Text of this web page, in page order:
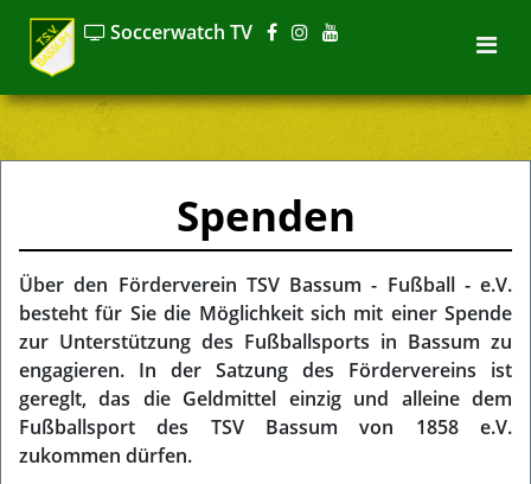
Soccerwatch TV
Spenden
Über den Förderverein TSV Bassum - Fußball - e.V.
besteht für Sie die Möglichkeit sich mit einer Spende
zur Unterstützung des Fußballsports in Bassum zu
engagieren. In der Satzung des Fördervereins ist
gereglt, das die Geldmittel einzig und alleine dem
Fußballsport des TSV Bassum von 1858 e.V.
zukommen dürfen.